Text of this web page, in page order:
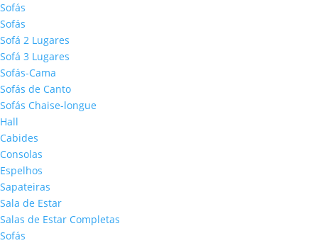
Sofás
Sofás
Sofá 2 Lugares
Sofá 3 Lugares
Sofás-Cama
Sofás de Canto
Sofás Chaise-longue
Hall
Cabides
Consolas
Espelhos
Sapateiras
Sala de Estar
Salas de Estar Completas
Sofás